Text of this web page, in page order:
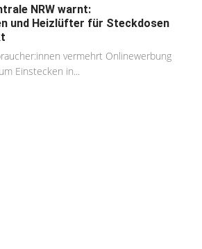
NRW warnt:
und Heizlüfter für Steckdosen
vermehrt Onlinewerbung
Einstecken in...